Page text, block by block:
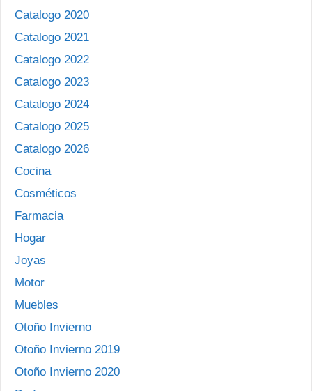
Catalogo 2020
Catalogo 2021
Catalogo 2022
Catalogo 2023
Catalogo 2024
Catalogo 2025
Catalogo 2026
Cocina
Cosméticos
Farmacia
Hogar
Joyas
Motor
Muebles
Otoño Invierno
Otoño Invierno 2019
Otoño Invierno 2020